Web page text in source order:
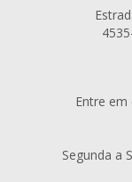
Entre
Segunda a